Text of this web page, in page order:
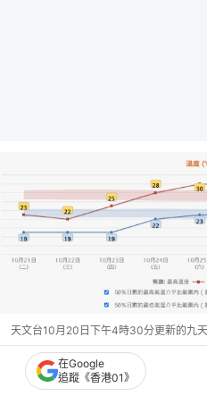
天文台10月20日下午4時30分更新的九
隨著風神遠離廣東沿岸及
在Google
追蹤《香港01》